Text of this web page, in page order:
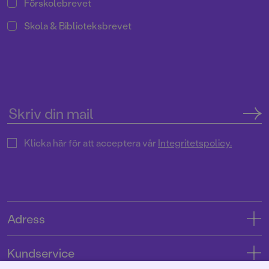
Förskolebrevet
Skola & Biblioteksbrevet
Klicka här för att acceptera vårIntegritetspolicy.
Adress
Kundservice